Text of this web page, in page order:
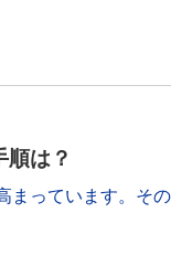
順は？
まっています。そ